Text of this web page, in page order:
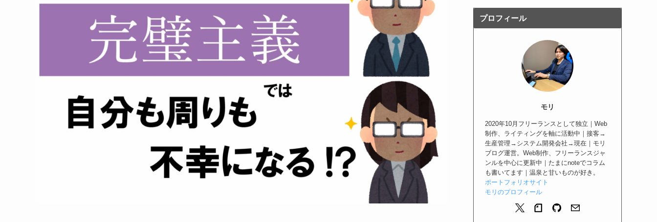
プロフィール
モリ
2020年10月フリーランスとして独立｜Web
制作、ライティングを軸に活動中｜接客→
生産管理→システム開発会社→現在｜モリ
ブログ運営。Web制作、フリーランスジャ
ンルを中心に更新中｜たまにnoteでコラム
も書いてます｜温泉と甘いものが好き。
ポートフォリオサイト
モリのプロフィール